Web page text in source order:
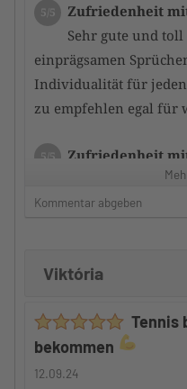
5/5
Zufriedenheit
Sehr gute und
einprägsamen
Individualität für
zu empfehlen egal für
5/5
Zufriedenheit
der bzw. die
gezieltes Training
Auch hier kann
Kompliment machen
gut in das gesamte
Kommentar abgeben
Viktória
Tennis
bekommen
12.09.24